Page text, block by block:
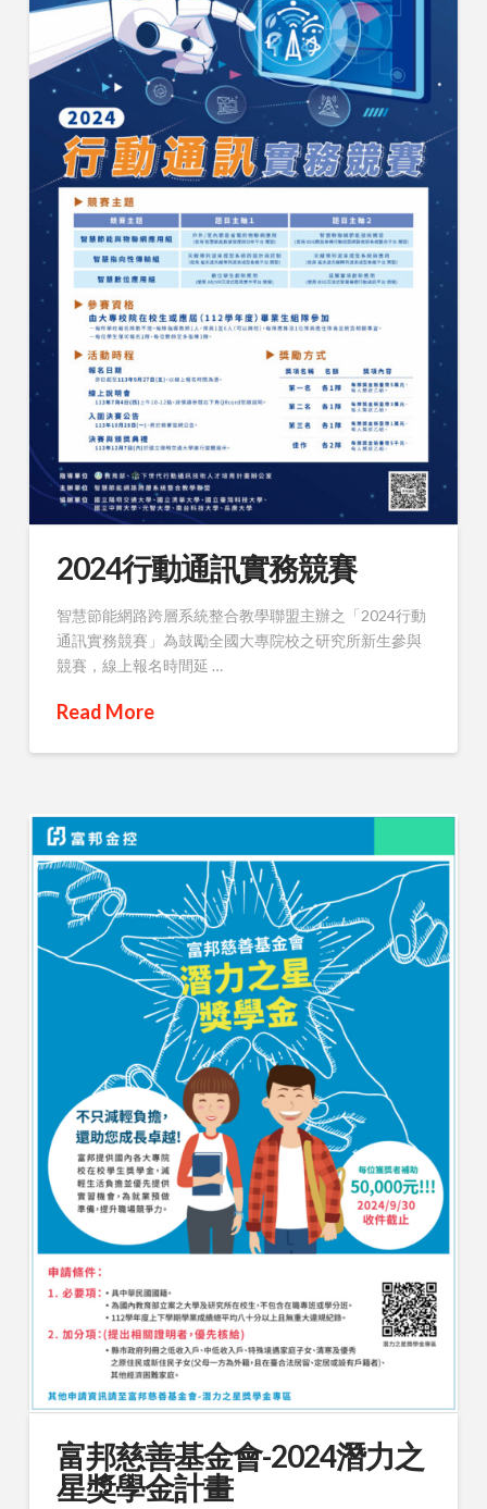
2024行動通訊實務競賽
智慧節能網路跨層系統整合教學聯盟主辦之「2024行動
通訊實務競賽」為鼓勵全國大專院校之研究所新生參與
競賽，線上報名時間延 …
Read More
富邦慈善基金會-2024潛力之
星獎學金計畫